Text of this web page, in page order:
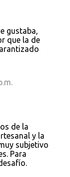
gustaba,
que la de
de la
y la
subjetivo
Para